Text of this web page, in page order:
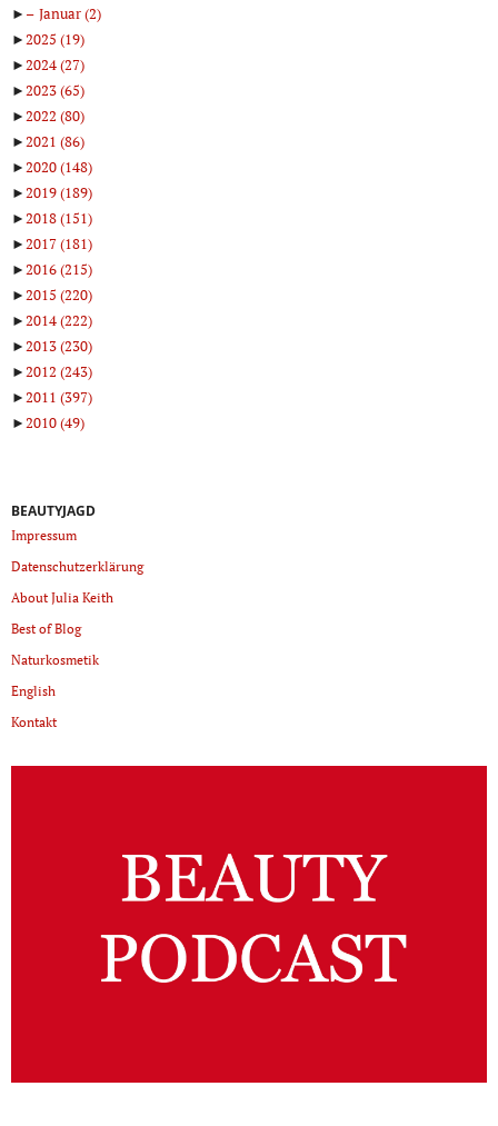
►
Januar(2)
►2025 (19)
►2024(27)
►2023(65)
►2022 (80)
►2021 (86)
►2020(148)
►2019(189)
►2018(151)
►2017(181)
►2016(215)
►2015 (220)
►2014(222)
►2013(230)
►2012 (243)
►2011 (397)
►2010(49)
BEAUTYJAGD
Impressum
Datenschutzerklärung
About Julia Keith
Best of Blog
Naturkosmetik
English
Kontakt